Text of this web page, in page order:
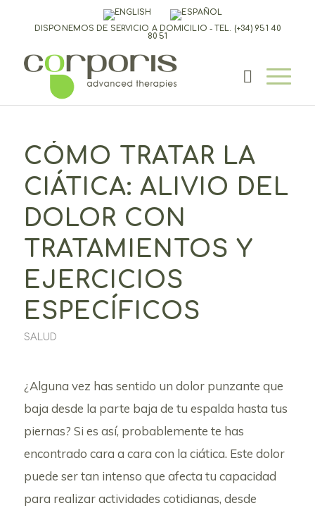
DISPONEMOS DE SERVICIO A DOMICILIO - TEL. (+34) 951 40
80 51
CÓMO TRATAR LA
CIÁTICA: ALIVIO DEL
DOLOR CON
TRATAMIENTOS Y
EJERCICIOS
ESPECÍFICOS
SALUD
¿Alguna vez has sentido un dolor punzante que
baja desde la parte baja de tu espalda hasta tus
piernas? Si es así, probablemente te has
encontrado cara a cara con la ciática. Este dolor
puede ser tan intenso que afecta tu capacidad
para realizar actividades cotidianas, desde